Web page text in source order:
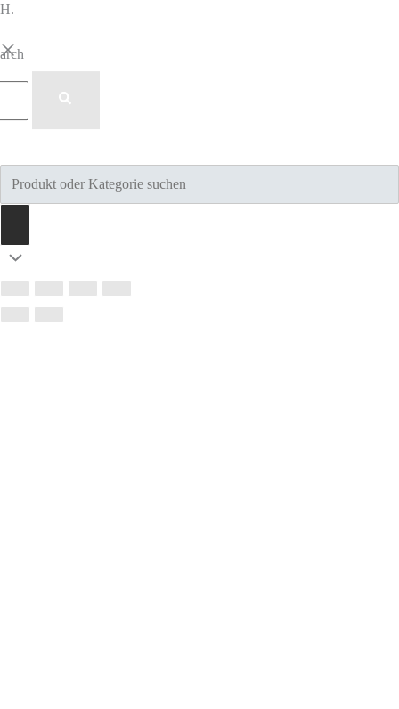
H.
Products
search
Nach
oben
scrollen